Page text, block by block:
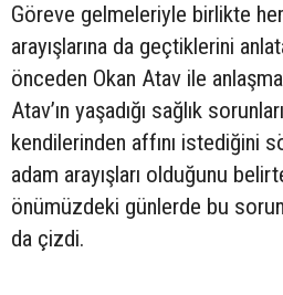
Göreve gelmeleriyle birlikte
arayışlarına da geçtiklerini
önceden Okan Atav ile
Atav’ın yaşadığı sağlık
kendilerinden affını istediğini
adam arayışları olduğunu
önümüzdeki günlerde bu
da çizdi.